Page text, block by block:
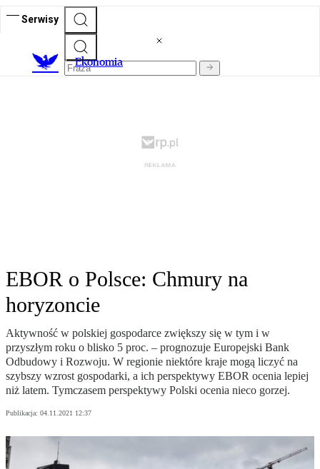
Serwisy
Ekonomia
EBOR o Polsce: Chmury na
horyzoncie
Aktywność w polskiej gospodarce zwiększy się w tym i w
przyszłym roku o blisko 5 proc. – prognozuje Europejski Bank
Odbudowy i Rozwoju. W regionie niektóre kraje mogą liczyć na
szybszy wzrost gospodarki, a ich perspektywy EBOR ocenia lepiej
niż latem. Tymczasem perspektywy Polski ocenia nieco gorzej.
Publikacja: 04.11.2021 12:37